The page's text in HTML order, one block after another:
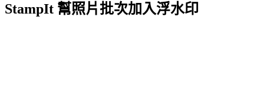
StampIt 幫照片批次加入浮水印